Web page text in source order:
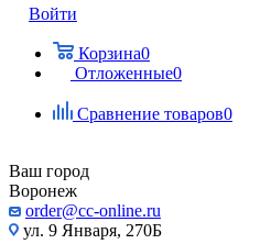
Войти
Корзина0
Отложенные0
Сравнение товаров0
Ваш город
Воронеж
order@cc-online.ru
ул. 9 Января, 270Б